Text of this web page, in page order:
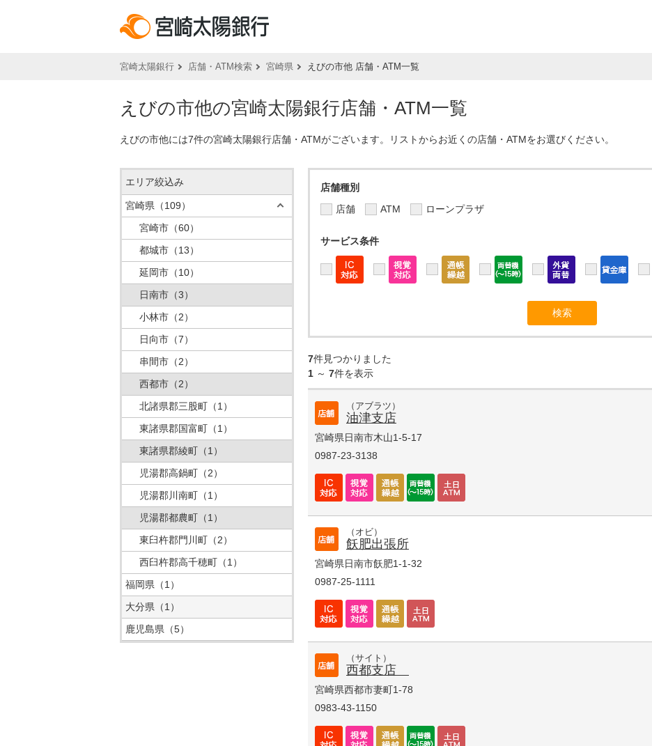
宮崎太陽銀行 店舗・ATM検索 宮崎県 えびの市他 店舗・ATM一覧
えびの市他の宮崎太陽銀行店舗・ATM一覧
えびの市他には7件の宮崎太陽銀行店舗・ATMがございます。リストからお近くの店舗・ATMをお選びください。
店舗種別
店舗
ATM ローンプラザ
サービス条件
7件見つかりました
1 ～ 7件を表示
（アブラツ）
油津支店
宮崎県日南市木山1-5-17
0987-23-3138
（オビ）
飫肥出張所
宮崎県日南市飫肥1-1-32
0987-25-1111
（サイト）
西都支店
宮崎県西都市妻町1-78
0983-43-1150
エリア絞込み
宮崎県 （109）
宮崎市 （60）
都城市 （13）
延岡市 （10）
日南市 （3）
小林市 （2）
日向市 （7）
串間市 （2）
西都市 （2）
北諸県郡三股町 （1）
東諸県郡国富町 （1）
東諸県郡綾町 （1）
児湯郡高鍋町 （2）
児湯郡川南町 （1）
児湯郡都農町 （1）
東臼杵郡門川町 （2）
西臼杵郡高千穂町 （1）
福岡県 （1）
大分県 （1）
鹿児島県 （5）